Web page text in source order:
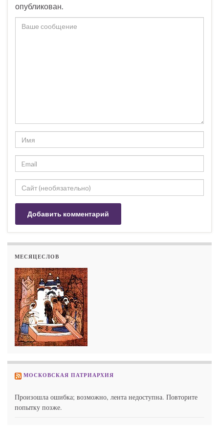
опубликован.
МЕСЯЦЕСЛОВ
МОСКОВСКАЯ ПАТРИАРХИЯ
Произошла ошибка; возможно, лента недоступна. Повторите
попытку позже.